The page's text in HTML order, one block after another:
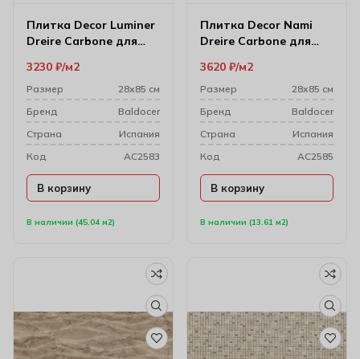
Плитка Decor Luminer
Dreire Carbone для
28х85 см
В наличии (45.04 м2)
3230 ₽ м2
Размер
28х85 см
Бренд
Baldocer
Cтрана
Испания
Код
AC2583
В корзину
Плитка Decor Nami
Dreire Carbone для
В наличии (13.61 м2)
3620 ₽ м2
Размер
28х85 см
Бренд
Baldocer
Cтрана
Испания
Код
AC2585
В корзину